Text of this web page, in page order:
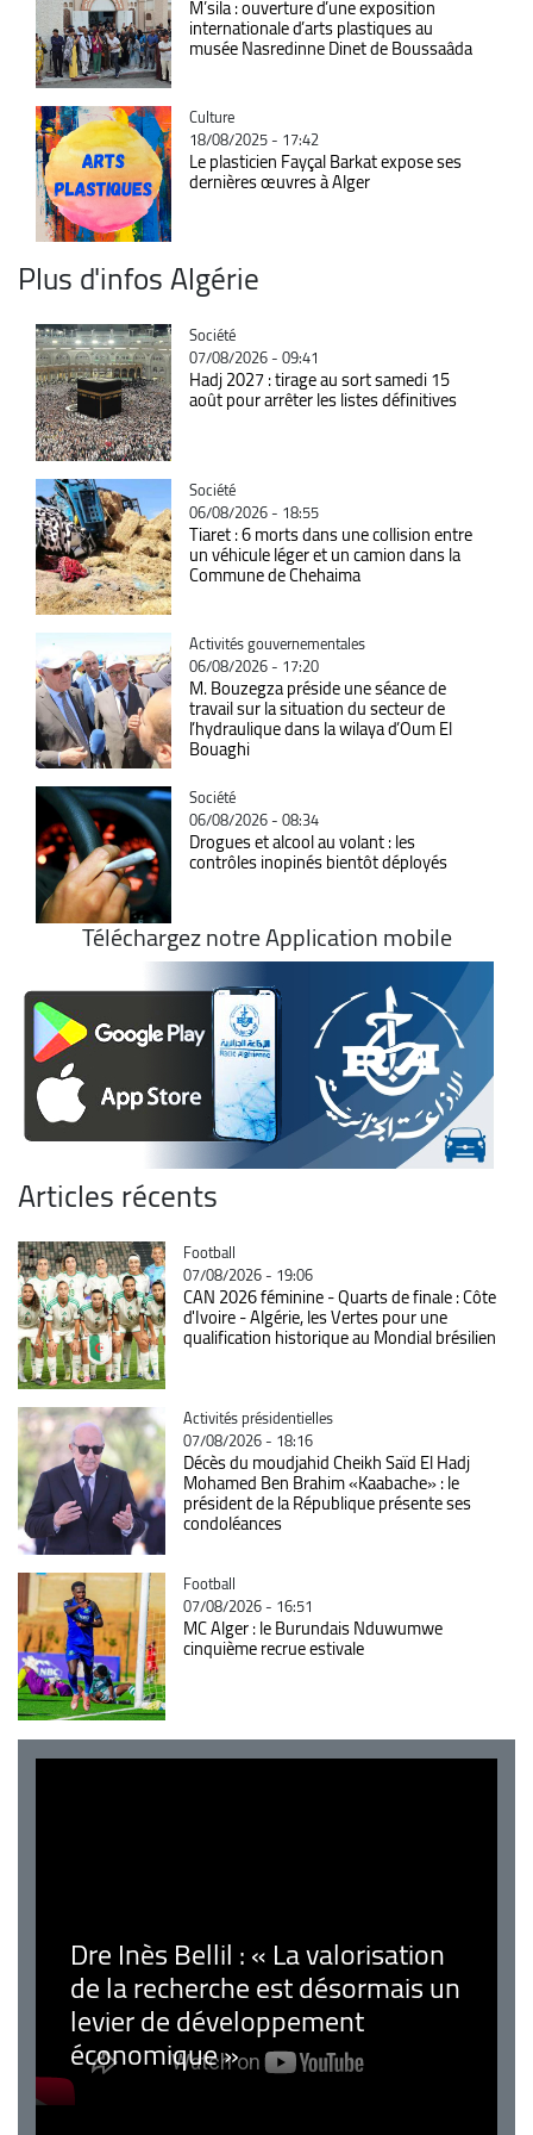
M’sila : ouverture d’une exposition
internationale d’arts plastiques au
musée Nasredinne Dinet de Boussaâda
Catégorie
Culture
18/08/2025 - 17:42
Le plasticien Fayçal Barkat expose ses
dernières œuvres à Alger
Plus d'infos Algérie
Catégorie
Société
07/08/2026 - 09:41
Hadj 2027 : tirage au sort samedi 15
août pour arrêter les listes définitives
Catégorie
Société
06/08/2026 - 18:55
Tiaret : 6 morts dans une collision entre
un véhicule léger et un camion dans la
Commune de Chehaima
Catégorie
Activités gouvernementales
06/08/2026 - 17:20
M. Bouzegza préside une séance de
travail sur la situation du secteur de
l’hydraulique dans la wilaya d’Oum El
Bouaghi
Catégorie
Société
06/08/2026 - 08:34
Drogues et alcool au volant : les
contrôles inopinés bientôt déployés
Téléchargez notre Application mobile
Articles récents
Catégorie
Football
07/08/2026 - 19:06
CAN 2026 féminine - Quarts de finale : Côte
d'Ivoire - Algérie, les Vertes pour une
qualification historique au Mondial brésilien
Catégorie
Activités présidentielles
07/08/2026 - 18:16
Décès du moudjahid Cheikh Saïd El Hadj
Mohamed Ben Brahim «Kaabache» : le
président de la République présente ses
condoléances
Catégorie
Football
07/08/2026 - 16:51
MC Alger : le Burundais Nduwumwe
cinquième recrue estivale
Dre Inès Bellil : « La valorisation
de la recherche est désormais un
levier de développement
économique »